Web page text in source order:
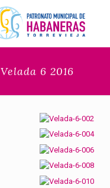
Velada 6 2016